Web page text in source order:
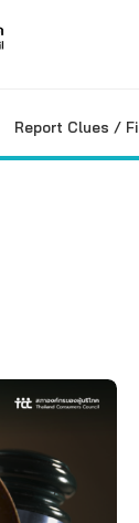
Report Clues /